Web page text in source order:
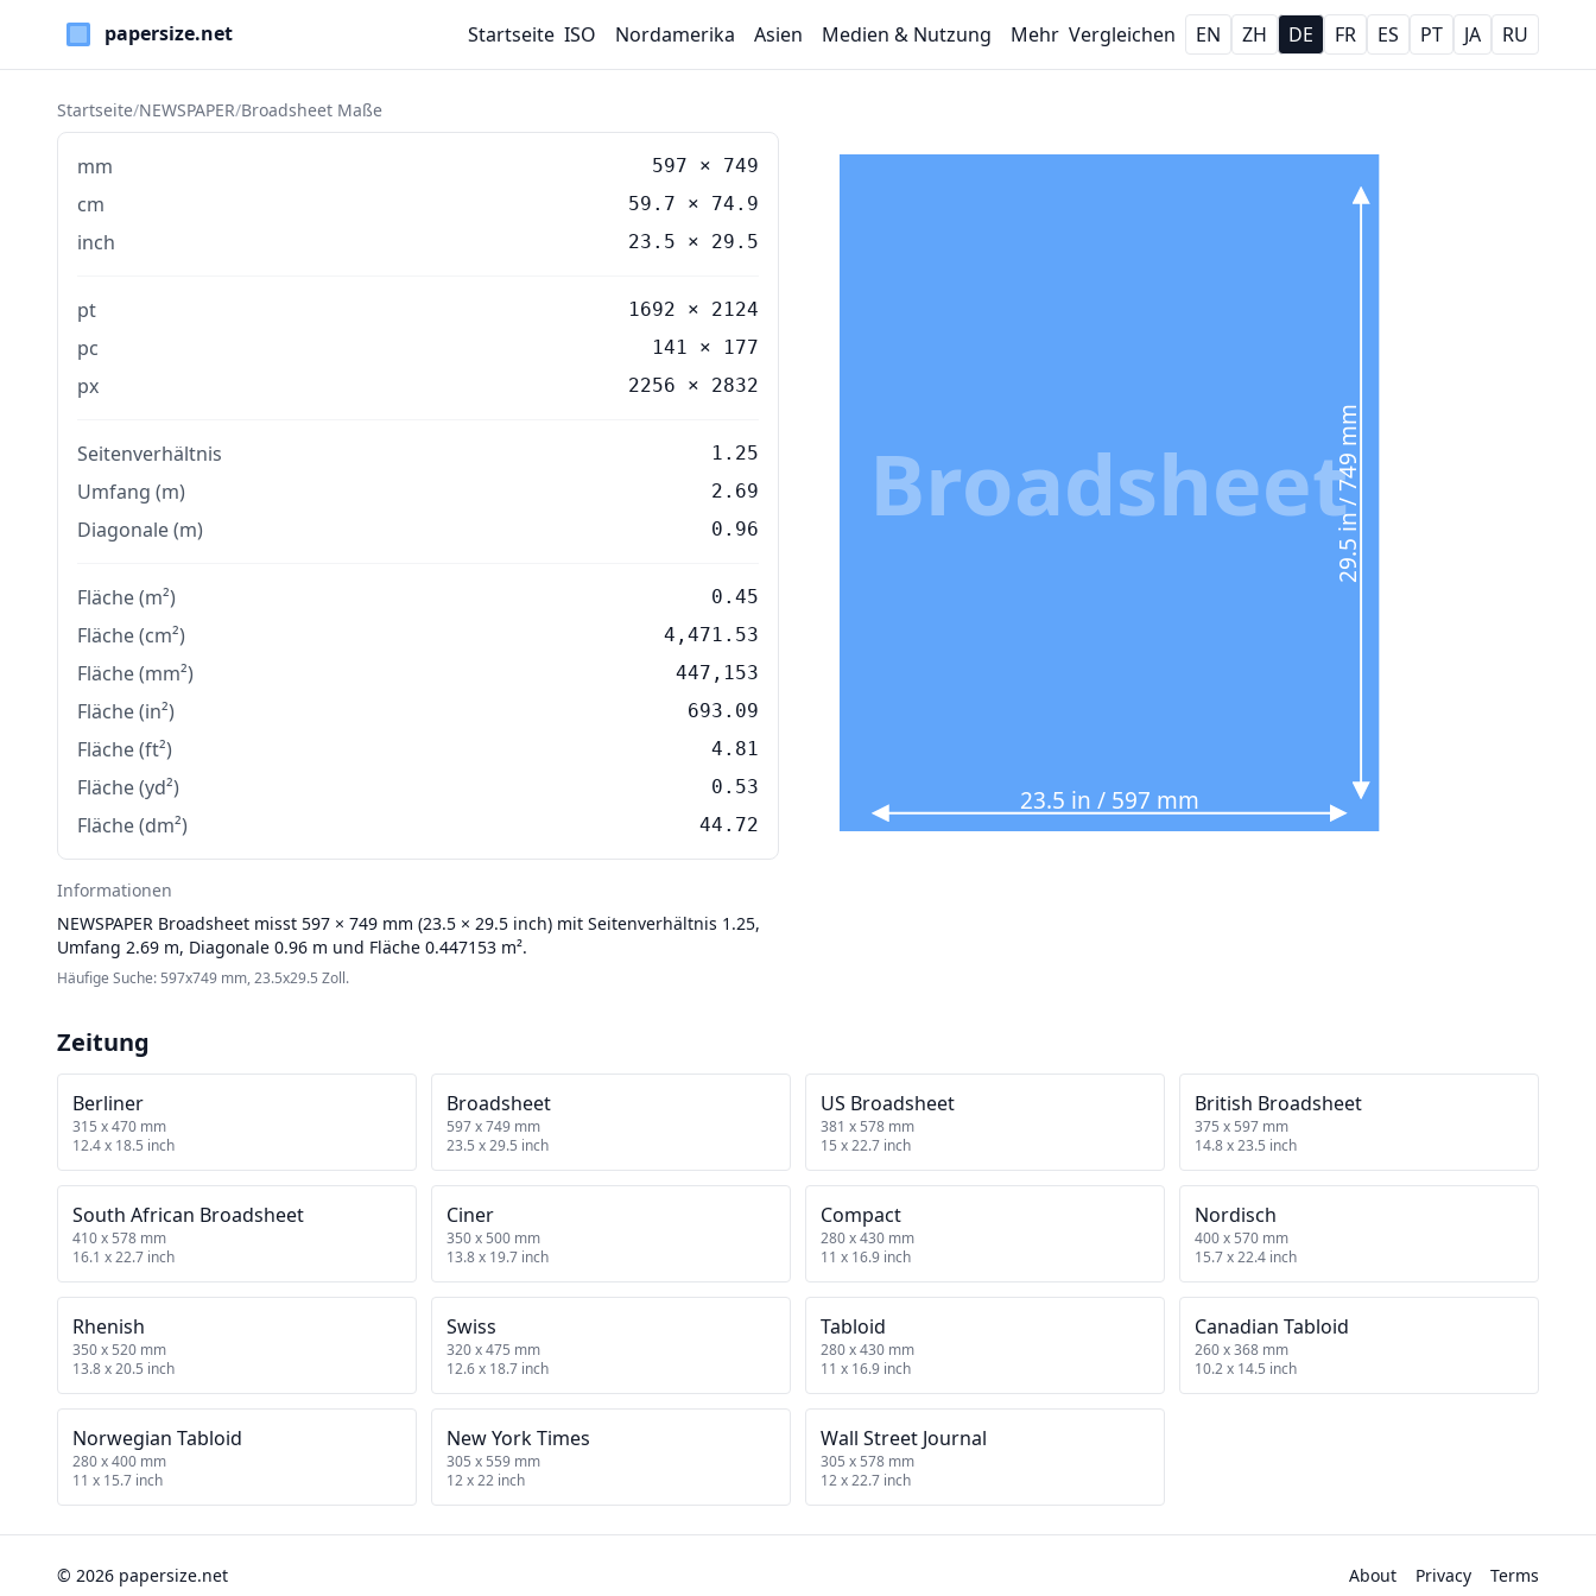
Paper Sizes Startseite ISO Nordamerika Asien Medien & Nutzung Mehr Vergleichen EN ZH DE FR ES PT JA RU
Startseite/NEWSPAPER/Broadsheet Maße
mm 597 × 749
cm 59.7 × 74.9
inch 23.5 × 29.5
pt 1692 × 2124
pc 141 × 177
px 2256 × 2832
Seitenverhältnis 1.25
Umfang (m) 2.69
Diagonale (m) 0.96
Fläche (m²) 0.45
Fläche (cm²) 4,471.53
Fläche (mm²) 447,153
Fläche (in²) 693.09
Fläche (ft²) 4.81
Fläche (yd²) 0.53
Fläche (dm²) 44.72
Informationen
NEWSPAPER Broadsheet misst 597 × 749 mm (23.5 × 29.5 inch) mit Seitenverhältnis 1.25,
Umfang 2.69 m, Diagonale 0.96 m und Fläche 0.447153 m².
Häufige Suche: 597x749 mm, 23.5x29.5 Zoll.
23.5 in / 597 mm
29.5 in / 749 mm
Broadsheet
Zeitung
Berliner
315 x 470 mm
12.4 x 18.5 inch
Broadsheet
597 x 749 mm
23.5 x 29.5 inch
US Broadsheet
381 x 578 mm
15 x 22.7 inch
British Broadsheet
375 x 597 mm
14.8 x 23.5 inch
South African Broadsheet
410 x 578 mm
16.1 x 22.7 inch
Ciner
350 x 500 mm
13.8 x 19.7 inch
Compact
280 x 430 mm
11 x 16.9 inch
Nordisch
400 x 570 mm
15.7 x 22.4 inch
Rhenish
350 x 520 mm
13.8 x 20.5 inch
Swiss
320 x 475 mm
12.6 x 18.7 inch
Tabloid
280 x 430 mm
11 x 16.9 inch
Canadian Tabloid
260 x 368 mm
10.2 x 14.5 inch
Norwegian Tabloid
280 x 400 mm
11 x 15.7 inch
New York Times
305 x 559 mm
12 x 22 inch
Wall Street Journal
305 x 578 mm
12 x 22.7 inch
© 2026 papersize.net About Privacy Terms